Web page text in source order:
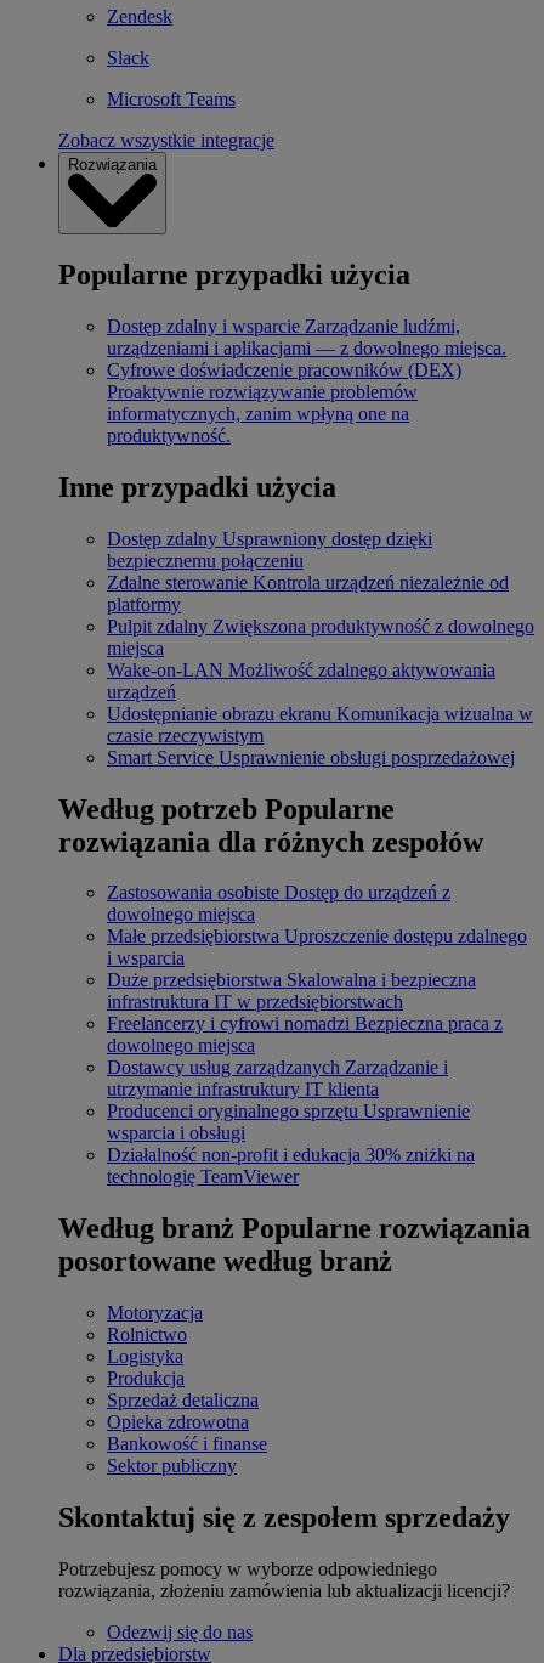
Zendesk
Slack
Microsoft Teams
Zobacz wszystkie integracje
Rozwiązania
Popularne przypadki użycia
Dostęp zdalny i wsparcie Zarządzanie ludźmi,
urządzeniami i aplikacjami — z dowolnego miejsca.
Cyfrowe doświadczenie pracowników (DEX)
Proaktywnie rozwiązywanie problemów
informatycznych, zanim wpłyną one na
produktywność.
Inne przypadki użycia
Dostęp zdalny Usprawniony dostęp dzięki
bezpiecznemu połączeniu
Zdalne sterowanie Kontrola urządzeń niezależnie od
platformy
Pulpit zdalny Zwiększona produktywność z dowolnego
miejsca
Wake-on-LAN Możliwość zdalnego aktywowania
urządzeń
Udostępnianie obrazu ekranu Komunikacja wizualna w
czasie rzeczywistym
Smart Service Usprawnienie obsługi posprzedażowej
Według potrzeb Popularne
rozwiązania dla różnych zespołów
Zastosowania osobiste Dostęp do urządzeń z
dowolnego miejsca
Małe przedsiębiorstwa Uproszczenie dostępu zdalnego
i wsparcia
Duże przedsiębiorstwa Skalowalna i bezpieczna
infrastruktura IT w przedsiębiorstwach
Freelancerzy i cyfrowi nomadzi Bezpieczna praca z
dowolnego miejsca
Dostawcy usług zarządzanych Zarządzanie i
utrzymanie infrastruktury IT klienta
Producenci oryginalnego sprzętu Usprawnienie
wsparcia i obsługi
Działalność non-profit i edukacja 30% zniżki na
technologię TeamViewer
Według branż Popularne rozwiązania
posortowane według branż
Motoryzacja
Rolnictwo
Logistyka
Produkcja
Sprzedaż detaliczna
Opieka zdrowotna
Bankowość i finanse
Sektor publiczny
Skontaktuj się z zespołem sprzedaży
Potrzebujesz pomocy w wyborze odpowiedniego
rozwiązania, złożeniu zamówienia lub aktualizacji licencji?
Odezwij się do nas
Dla przedsiębiorstw